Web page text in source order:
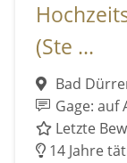
(Ste ...
Bad
Gage: auf
Letzte
14 Jahre